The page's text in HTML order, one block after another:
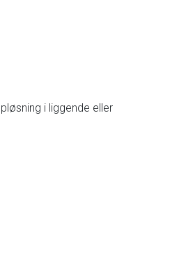
i liggende eller